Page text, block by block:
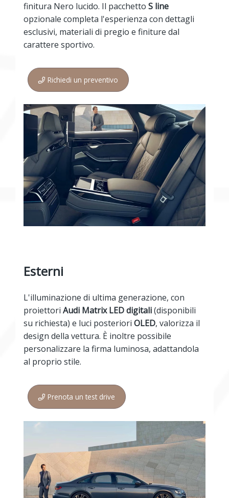
finitura Nero lucido. Il pacchetto S line
opzionale completa l'esperienza con dettagli
esclusivi, materiali di pregio e finiture dal
carattere sportivo.
Richiedi un preventivo
Esterni
L'illuminazione di ultima generazione, con
proiettori Audi Matrix LED digitali(disponibili
su richiesta) e luci posteriori OLED, valorizza il
design della vettura. È inoltre possibile
personalizzare la firma luminosa, adattandola
al proprio stile.
Prenota un test drive